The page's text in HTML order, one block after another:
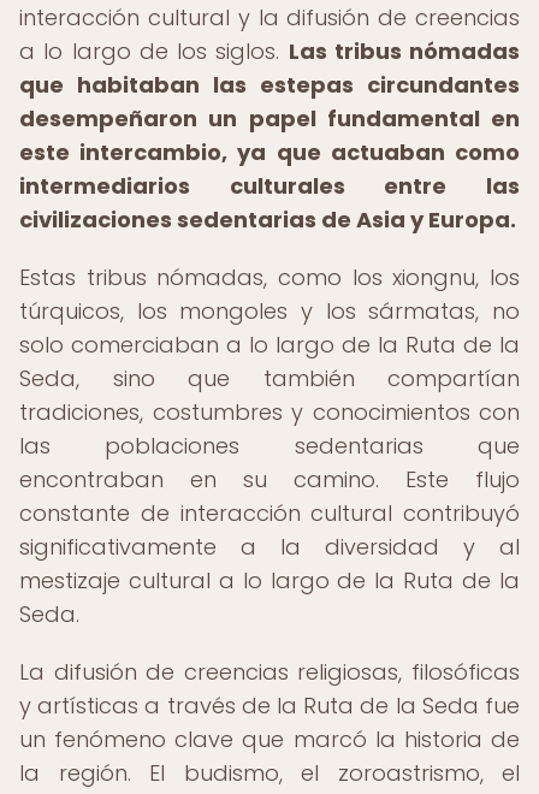
interacción cultural y la difusión de creencias
a lo largo de los siglos. Las tribus nómadas
que habitaban las estepas circundantes
desempeñaron un papel fundamental en
este intercambio, ya que actuaban como
intermediarios culturales entre las
civilizaciones sedentarias de Asia y Europa.
Estas tribus nómadas, como los xiongnu, los
túrquicos, los mongoles y los sármatas, no
solo comerciaban a lo largo de la Ruta de la
Seda, sino que también compartían
tradiciones, costumbres y conocimientos con
las poblaciones sedentarias que
encontraban en su camino. Este flujo
constante de interacción cultural contribuyó
significativamente a la diversidad y al
mestizaje cultural a lo largo de la Ruta de la
Seda.
La difusión de creencias religiosas, filosóficas
y artísticas a través de la Ruta de la Seda fue
un fenómeno clave que marcó la historia de
la región. El budismo, el zoroastrismo, el